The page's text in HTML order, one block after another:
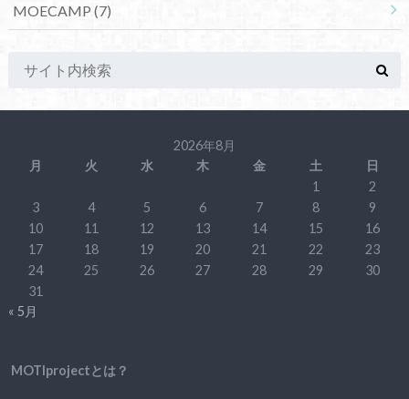
MOECAMP (7)
2026年8月
月
火 水 木 金 土
日
1
2
3
4 5 6 7 8
9
10
11 12 13 14 15
16
17
18 19 20 21 22
23
24
25 26 27 28 29
30
31
« 5月
MOTIprojectとは？